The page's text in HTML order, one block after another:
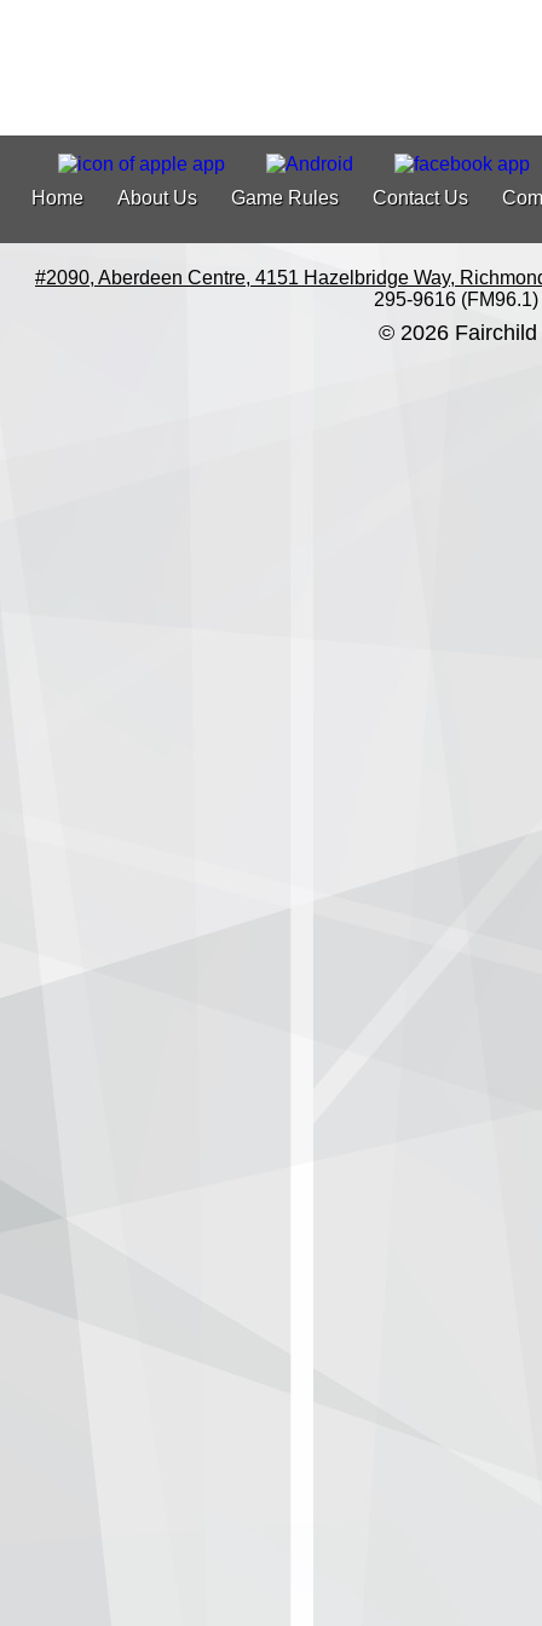
Home About Us Game Rules Contact Us
#2090, Aberdeen Centre, 4151 Hazelbridge Way,
295-9616 (FM96.1)
© 2026 Fairchild